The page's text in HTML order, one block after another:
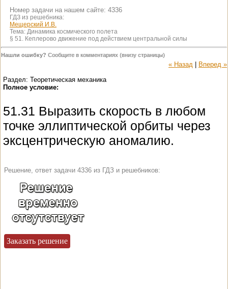
Номер задачи на нашем сайте: 4336
ГДЗ из решебника:
Мещерский И.В.
Тема: Динамика космического полета
§ 51. Кеплерово движение под действием центральной силы
Нашли ошибку? Сообщите в комментариях (внизу страницы)
« Назад
Вперед »
Раздел: Теоретическая механика
Полное условие:
51.31 Выразить скорость в любом
точке эллиптической орбиты через
эксцентрическую аномалию.
Решение, ответ задачи 4336 из ГДЗ и решебников:
Заказать решение